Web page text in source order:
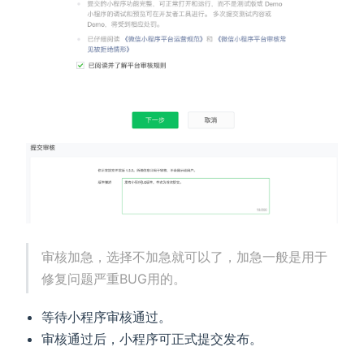
审核加急，选择不加急就可以了，加急一般是用于
修复问题严重BUG用的。
等待小程序审核通过。
审核通过后，小程序可正式提交发布。